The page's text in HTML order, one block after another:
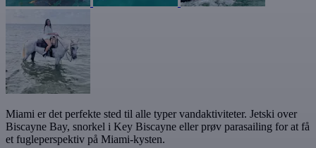
Miami er det perfekte sted til alle typer vandaktiviteter. Jetski over
Biscayne Bay, snorkel i Key Biscayne eller prøv parasailing for at få
et fugleperspektiv på Miami-kysten.